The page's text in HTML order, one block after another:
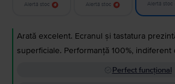
Alertă stoc Alertă stoc Alertă stoc
Arată excelent. Ecranul și tastatura
superficiale. Performanță 100%, indiferent
Perfect funcțional